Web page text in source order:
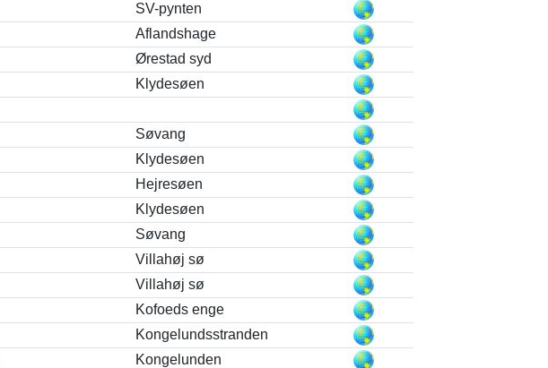
SV-pynten
Aflandshage
Ørestad syd
Klydesøen
Søvang
Klydesøen
Hejresøen
Klydesøen
Søvang
Villahøj sø
Villahøj sø
Kofoeds enge
Kongelundsstranden
Kongelunden